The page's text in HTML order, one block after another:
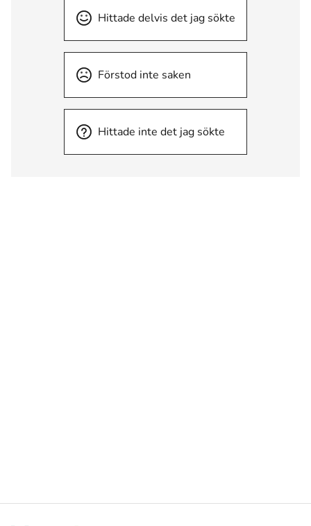
Hittade delvis det jag sökte
Förstod inte saken
Hittade inte det jag sökte